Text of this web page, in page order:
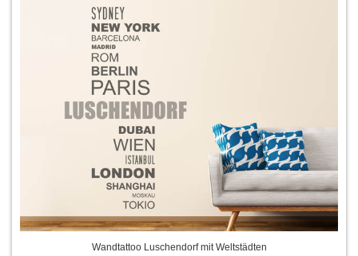
Wandtattoo Luschendorf mit Weltstädten